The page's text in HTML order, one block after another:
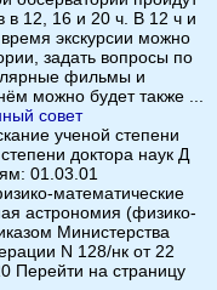
в 12, 16 и 20 ч. В 12 ч и
экскурсии можно
задать вопросы по
фильмы и
можно будет также ...
совет
ученой степени
доктора наук Д
01.03.01
математические
астрономия (физико-
Министерства
N 128/нк от 22
Перейти на страницу